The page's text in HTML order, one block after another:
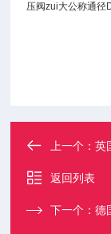
压阀zui大公称通径
上一个：英
返回列表
下一个：德